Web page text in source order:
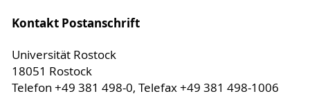
Kontakt Postanschrift
Universität Rostock
18051 Rostock
Telefon +49 381 498-0, Telefax +49 381 498-1006